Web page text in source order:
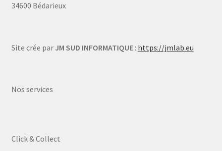
34600 Bédarieux
Site crée par JM SUD INFORMATIQUE: https://jmlab.eu
Nos services
Click & Collect